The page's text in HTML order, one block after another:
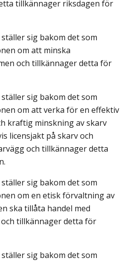
tillkännager riksdagen för
ställer sig bakom det som
om att minska
och tillkännager detta för
ställer sig bakom det som
om att verka för en effektiv
kraftig minskning av skarv
licensjakt på skarv och
och tillkännager detta
ställer sig bakom det som
om en etisk förvaltning av
ska tillåta handel med
tillkännager detta för
ställer sig bakom det som